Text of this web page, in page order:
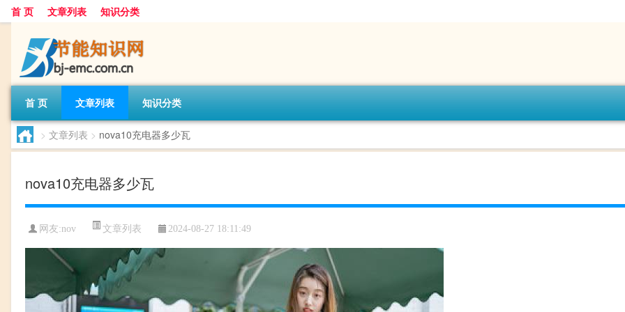
首 页 文章列表 知识分类
首 页 文章列表 知识分类
> 文章列表 > nova10充电器多少瓦
nova10充电器多少瓦
网友:nov 文章列表 2024-08-27 18:11:49